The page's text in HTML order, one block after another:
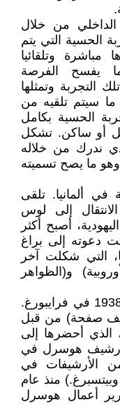
من خلال
الحسية التي يتم
مباشرة وتلقائيا
يفسح الفرصة
التجربة وتمثلها
سيتم تلقيه من
الحسية بكامل
أو ساكن. تشكل
ندرك من خلاله
وهو ما يصح تسميته
في ألمانيا. تلقى
إلى لوس
أصبح أكثر
إذلالاً. في عام 1935 تمت دعوته إلى براغ
التي شكلت آخر
و(الظواهر
توفي إدموند هوسرل في 27 أبريل 1938 في فرايبورغ.
إنقاذ مخطوطاته (أكثر من 40 ألف صفحة) من قبل
الذي أحضرها إلى
أرشيف هوسرل في
من الأرشيفات في
وبيتسبرغ.) منذ عام
أعمال هوسرل